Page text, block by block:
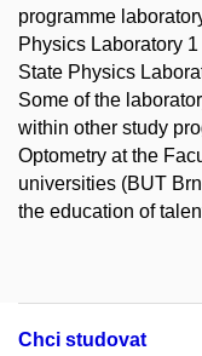
programme
Physics Laboratory
State Physics
Some of the
within other study
Optometry at the
universities (BUT
the education of
Chci studovat